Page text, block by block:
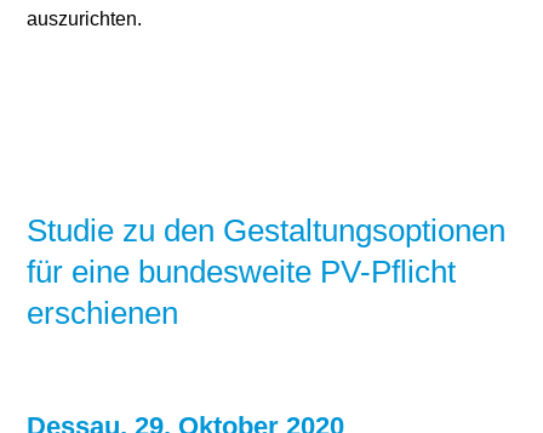
auszurichten.
Studie zu den Gestaltungsoptionen
für eine bundesweite PV-Pflicht
erschienen
Dessau, 29. Oktober 2020